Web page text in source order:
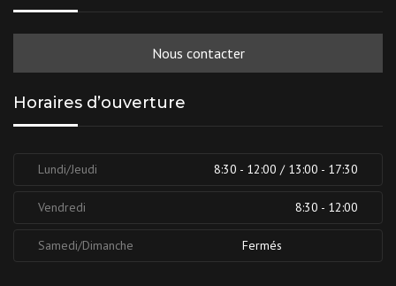
Nous contacter
Horaires d’ouverture
Lundi/Jeudi 8:30 - 12:00 / 13:00 - 17:30
Vendredi 8:30 - 12:00
Samedi/Dimanche Fermés